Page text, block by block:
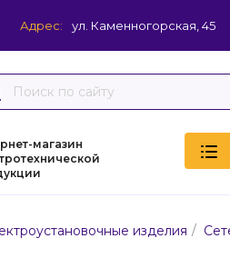
Адрес: ул. Каменногорская, 45
магазин
изделия /